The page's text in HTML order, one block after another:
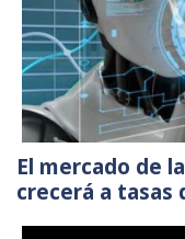
El mercado de
crecerá a tasas